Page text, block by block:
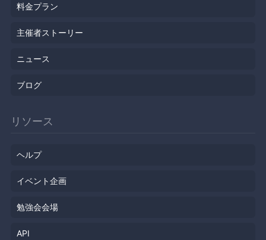
料金プラン
主催者ストーリー
ニュース
ブログ
リソース
ヘルプ
イベント企画
勉強会会場
API